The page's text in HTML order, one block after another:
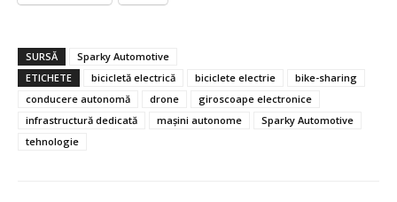
SURSĂ
Sparky Automotive
ETICHETE
bicicletă electrică biciclete electrie
bike-sharing
conducere autonomă
drone
giroscoape electronice
infrastructură dedicată
mașini autonome
Sparky Automotive
tehnologie